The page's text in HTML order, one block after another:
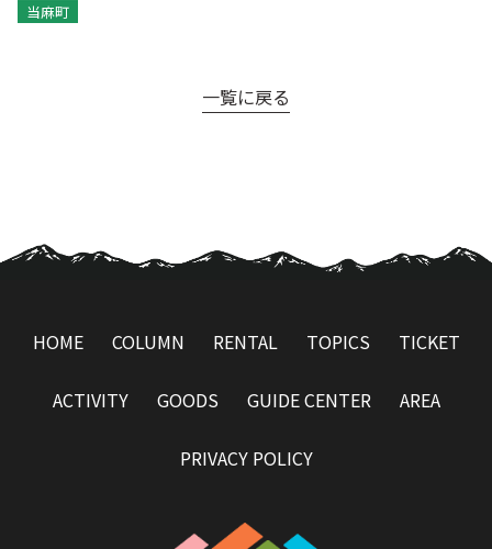
当麻町
一覧に戻る
HOME COLUMN RENTAL TOPICS TICKET
ACTIVITY GOODS GUIDE CENTER AREA
PRIVACY POLICY